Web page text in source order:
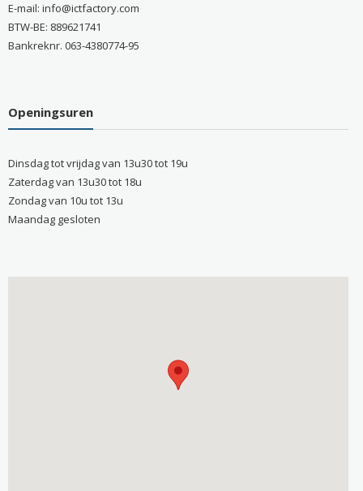
E-mail: info@ictfactory.com
BTW-BE: 889621741
Bankreknr. 063-4380774-95
Openingsuren
Dinsdag tot vrijdag van 13u30 tot 19u
Zaterdag van 13u30 tot 18u
Zondag van 10u tot 13u
Maandag gesloten